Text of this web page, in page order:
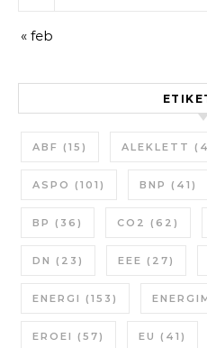
« feb
ABF (15) ALEKLETT
ASPO (101) BNP (41)
BP (36) CO2 (62)
DN (23) EEE (27)
ENERGI (153)
EROEI (57) EU (41)